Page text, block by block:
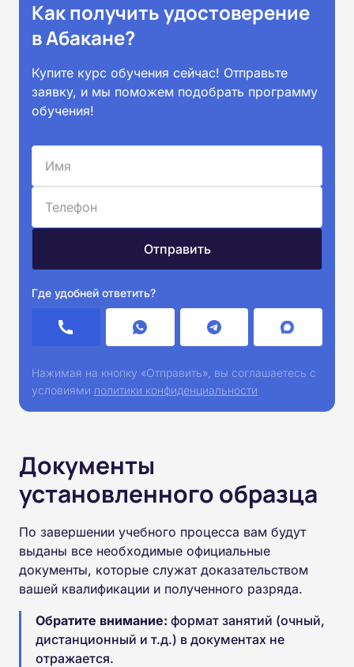
Как получить удостоверение
в Абакане?
Купите курс обучения сейчас! Отправьте
заявку, и мы поможем подобрать программу
обучения!
Где удобней ответить?
Нажимая на кнопку «Отправить», вы соглашаетесь с
условиями политики конфиденциальности
Документы
установленного образца
По завершении учебного процесса вам будут
выданы все необходимые официальные
документы, которые служат доказательством
вашей квалификации и полученного разряда.
Обратите внимание: формат занятий (очный,
дистанционный и т.д.) в документах не
отражается.